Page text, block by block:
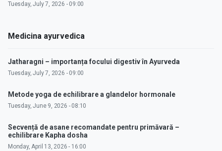
Tuesday, July 7, 2026 - 09:00
Medicina ayurvedica
Jatharagni – importanța focului digestiv în Ayurveda
Tuesday, July 7, 2026 - 09:00
Metode yoga de echilibrare a glandelor hormonale
Tuesday, June 9, 2026 - 08:10
Secvență de asane recomandate pentru primăvară –
echilibrare Kapha dosha
Monday, April 13, 2026 - 16:00